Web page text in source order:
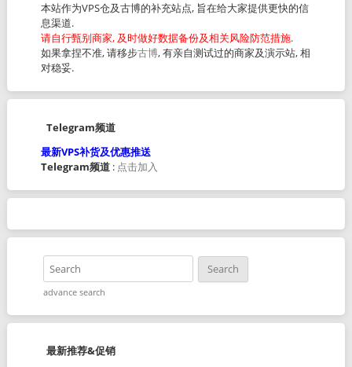
本站作为VPS仓及古博的补充站点, 旨在给大家提供更快的信
息渠道.
请自行甄别商家, 及时做好数据备份及相关风险防范措施.
如果拿捏不准, 请移步古博, 有亲自测试过的商家及演示站, 相
对稳妥.
Telegram频道
最新VPS补货及优惠推送
Telegram频道: 点击加入
advance search
最新推荐&促销